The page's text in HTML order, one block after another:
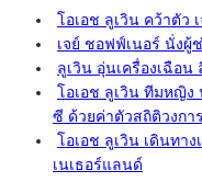
โอเอช ลูเวิน คว้าตัว
เจย์ ชอฟฟ์เนอร์ นั่งผู้
ลูเวิน อุ่นเครื่องเฉือน
โอเอช ลูเวิน ทีมหญิง
ซี ด้วยค่าตัวสถิติวงกา
โอเอช ลูเวิน เดินทา
เนเธอร์แลนด์